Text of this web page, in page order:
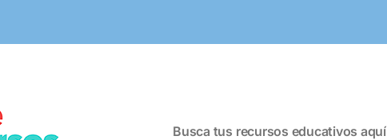
Busca tus recursos educativos aquí